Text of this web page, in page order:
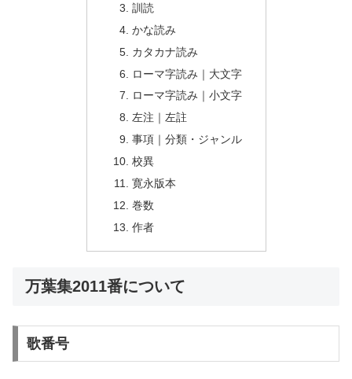
訓読
かな読み
カタカナ読み
ローマ字読み｜大文字
ローマ字読み｜小文字
左注｜左註
事項｜分類・ジャンル
校異
寛永版本
巻数
作者
万葉集2011番について
歌番号